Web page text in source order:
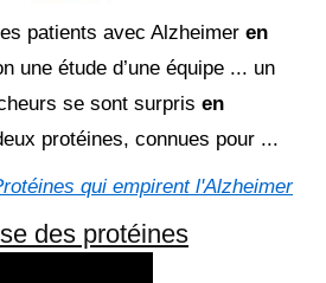
patients avec Alzheimer en
une étude d’une équipe ... un
se sont surpris en
protéines, connues pour ...
qui empirent l'Alzheimer
des protéines